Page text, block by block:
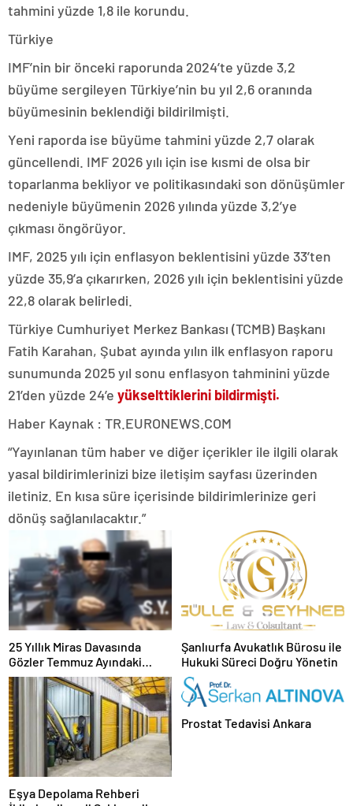
tahmini yüzde 1,8 ile korundu.
Türkiye
IMF’nin bir önceki raporunda 2024’te yüzde 3,2
büyüme sergileyen Türkiye’nin bu yıl 2,6 oranında
büyümesinin beklendiği bildirilmişti.
Yeni raporda ise büyüme tahmini yüzde 2,7 olarak
güncellendi. IMF 2026 yılı için ise kısmi de olsa bir
toparlanma bekliyor ve politikasındaki son dönüşümler
nedeniyle büyümenin 2026 yılında yüzde 3,2’ye
çıkması öngörüyor.
IMF, 2025 yılı için enflasyon beklentisini yüzde 33’ten
yüzde 35,9’a çıkarırken, 2026 yılı için beklentisini yüzde
22,8 olarak belirledi.
Türkiye Cumhuriyet Merkez Bankası (TCMB) Başkanı
Fatih Karahan, Şubat ayında yılın ilk enflasyon raporu
sunumunda 2025 yıl sonu enflasyon tahminini yüzde
21’den yüzde 24’e yükselttiklerini bildirmişti.
Haber Kaynak : TR.EURONEWS.COM
“Yayınlanan tüm haber ve diğer içerikler ile ilgili olarak
yasal bildirimlerinizi bize iletişim sayfası üzerinden
iletiniz. En kısa süre içerisinde bildirimlerinize geri
dönüş sağlanılacaktır.”
25 Yıllık Miras Davasında
Gözler Temmuz Ayındaki
Karar Duruşmasına Çevrildi
Şanlıurfa Avukatlık Bürosu ile
Hukuki Süreci Doğru Yönetin
Eşya Depolama Rehberi
Prostat Tedavisi Ankara